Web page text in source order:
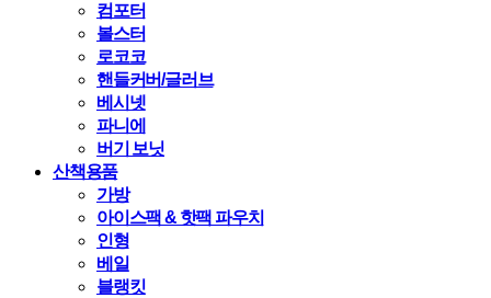
컴포터
볼스터
로코코
핸들커버/글러브
베시넷
파니에
버기 보닛
산책용품
가방
아이스팩 & 핫팩 파우치
인형
베일
블랭킷